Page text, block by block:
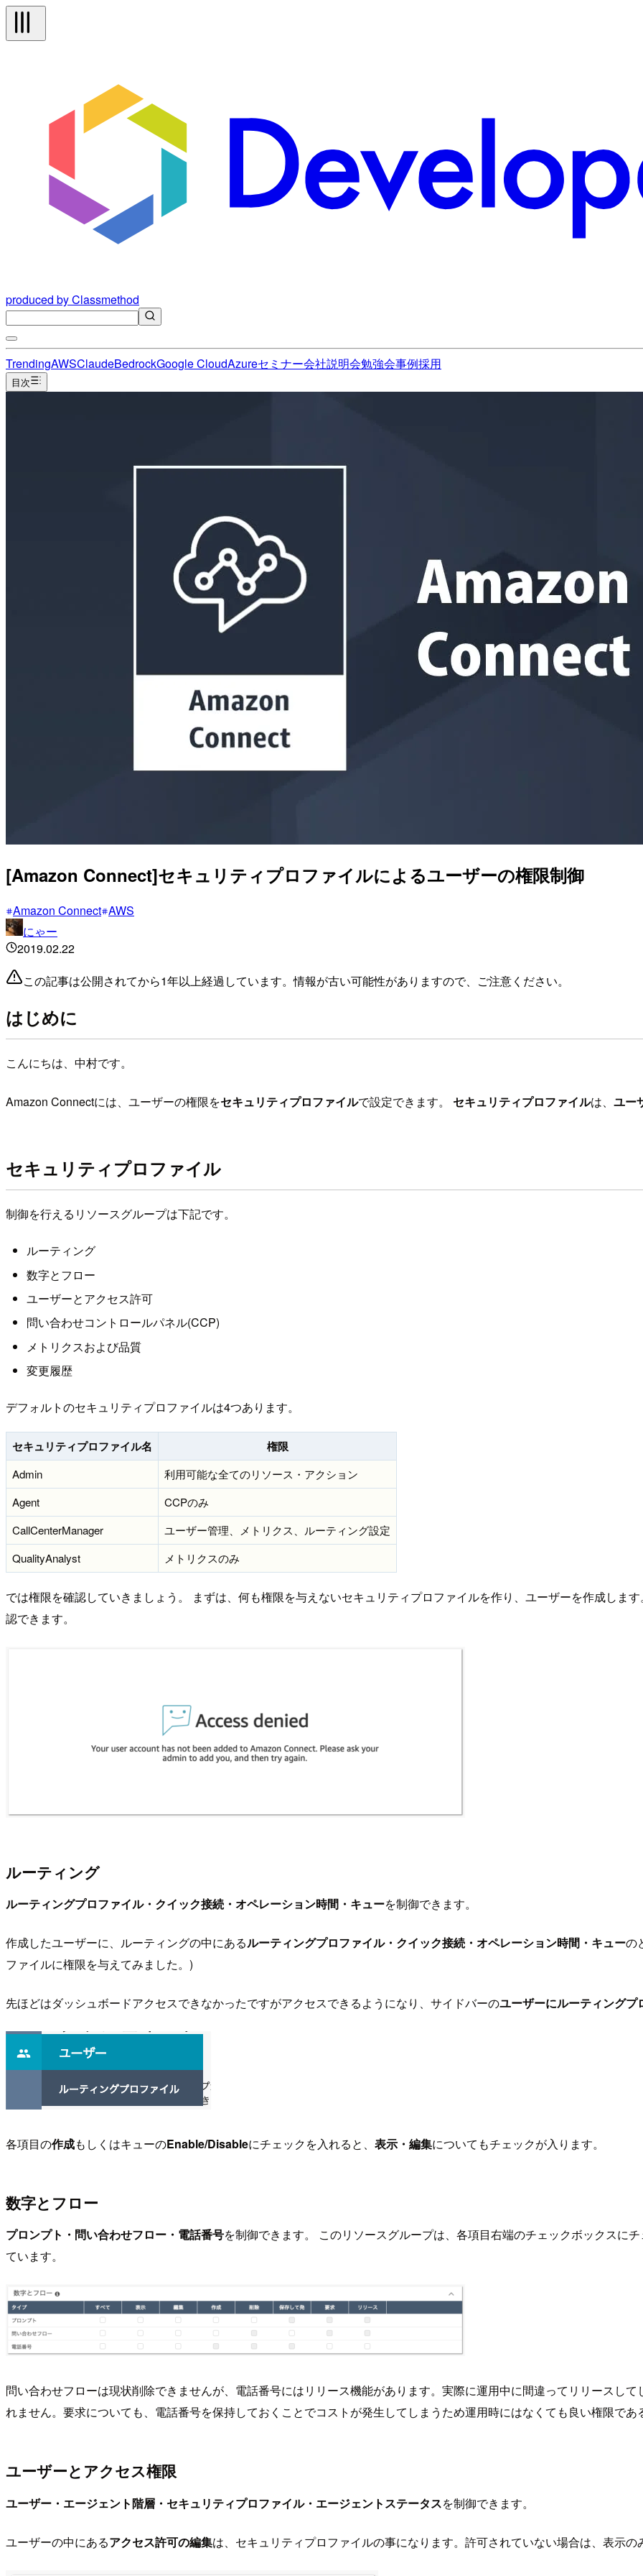
produced by Classmethod
TrendingAWSClaudeBedrockGoogle CloudAzureセミナー会社説明会勉強会事例採用
目次
[Amazon Connect]セキュリティプロファイルによるユーザーの権限制御
Amazon Connect AWS
にゃー
2019.02.22
この記事は公開されてから1年以上経過しています。情報が古い可能性がありますので、ご注意ください。
はじめに
こんにちは、中村です。
Amazon Connectには、ユーザーの権限をセキュリティプロファイルで設定できます。 セキュリティプロファイルは、 ユー
セキュリティプロファイル
制御を行えるリソースグループは下記です。
ルーティング
数字とフロー
ユーザーとアクセス許可
問い合わせコントロールパネル(CCP)
メトリクスおよび品質
変更履歴
デフォルトのセキュリティプロファイルは4つあります。
セキュリティプロファイル名 権限
Admin
利用可能な全てのリソース・アクション
Agent
CCPのみ
CallCenterManager
ユーザー管理、メトリクス、ルーティング設定
QualityAnalyst
メトリクスのみ
では権限を確認していきましょう。 まずは、何も権限を与えないセキュリティプロファイルを作り、ユーザーを作成しま
認できます。
ルーティング
ルーティングプロファイル・クイック接続・オペレーション時間・キューを制御できます。
作成したユーザーに、ルーティングの中にあるルーティングプロファイル・クイック接続・オペレーション時間・キューの
ファイルに権限を与えてみました。)
先ほどはダッシュボードアクセスできなかったですがアクセスできるようになり、サイドバーのユーザーにルーティングプ
各項目の作成もしくはキューのEnable/Disableにチェックを入れると、 表示・編集についてもチェックが入ります。
数字とフロー
プロンプト・問い合わせフロー・電話番号を制御できます。 このリソースグループは、各項目右端のチェックボックスに
ています。
問い合わせフローは現状削除できませんが、電話番号にはリリース機能があります。実際に運用中に間違ってリリースし
れません。要求についても、電話番号を保持しておくことでコストが発生してしまうため運用時にはなくても良い権限であ
ユーザーとアクセス権限
ユーザー・エージェント階層・セキュリティプロファイル・エージェントステータスを制御できます。
ユーザーの中にあるアクセス許可の編集は、セキュリティプロファイルの事になります。許可されていない場合は、表示